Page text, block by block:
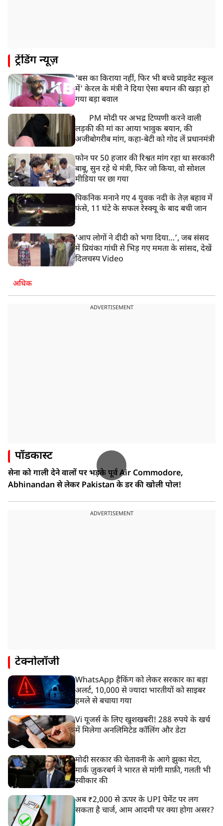
ट्रेंडिंग न्यूज़
'बस का किराया नहीं, फिर भी बच्चे प्राइवेट स्कूल
में' केरल के मंत्री ने दिया ऐसा बयान की खड़ा हो
गया बड़ा बवाल
PM मोदी पर अभद्र टिप्पणी करने वाली
लड़की की मां का आया भावुक बयान, की
अजीबोगरीब मांग, कहा-बेटी को गोद लें प्रधानमंत्री
फोन पर 50 हजार की रिश्वत मांग रहा था सरकारी
बाबू, सुन रहे थे मंत्री, फिर जो किया, वो सोशल
मीडिया पर छा गया
पिकनिक मनाने गए 4 युवक नदी के तेज़ बहाव में
फंसे, 11 घंटे के सफल रेस्क्यू के बाद बची जान
‘आप लोगों ने दीदी को भगा दिया…’, जब संसद
में प्रियंका गांधी से भिड़ गए ममता के सांसद, देखें
दिलचस्प Video
अधिक
ADVERTISEMENT
पॉडकास्ट
सेना को गाली देने वालों पर भड़के पूर्व Air Commodore,
Abhinandan से लेकर Pakistan के डर की खोली पोल!
ADVERTISEMENT
टेक्नोलॉजी
WhatsApp हैकिंग को लेकर सरकार का बड़ा
अलर्ट, 10,000 से ज्यादा भारतीयों को साइबर
हमले से बचाया गया
Vi यूजर्स के लिए खुशखबरी! 288 रुपये के खर्च
में मिलेगा अनलिमिटेड कॉलिंग और डेटा
मोदी सरकार की चेतावनी के आगे झुका मेटा,
मार्क ज़ुकरबर्ग ने भारत से मांगी माफ़ी, गलती भी
स्वीकार की
अब ₹2,000 से ऊपर के UPI पेमेंट पर लग
सकता है चार्ज, आम आदमी पर क्या होगा असर?